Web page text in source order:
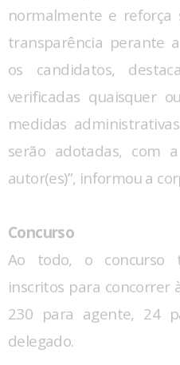
normalmente e reforça
transparência perante
os candidatos,
verificadas quaisquer
medidas
serão adotadas, com
autor(es)”, informou a
Concurso
Ao todo, o concurso
inscritos para concorrer
230 para agente, 24
delegado.